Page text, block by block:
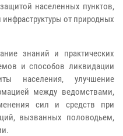
населенных пунктов,
от природных
знаний и практических
и способов ликвидации
населения, улучшение
между ведомствами,
сил и средств при
вызванных половодьем,